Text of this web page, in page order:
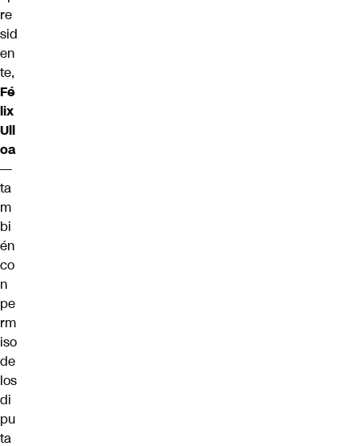
re
sid
en
te,
Fé
lix
Ull
oa
—
ta
m
bi
én
co
n
pe
rm
iso
de
los
di
pu
ta